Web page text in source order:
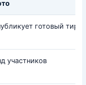
готовый
участников